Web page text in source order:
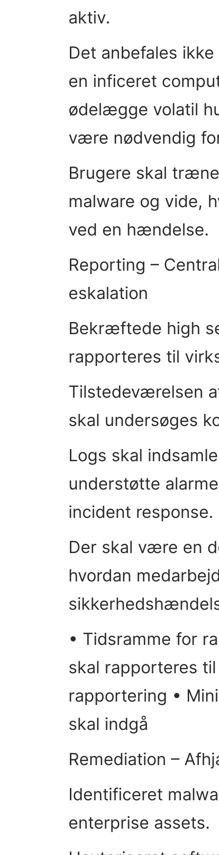
aktiv.
Det anbefales
en inficeret
ødelægge volatil
være nødvendig
Brugere skal
malware og vide,
ved en hændelse.
Reporting –
eskalation
Bekræftede high
rapporteres til
Tilstedeværelsen
skal undersøges
Logs skal
understøtte
incident response.
Der skal være en
hvordan
• Tidsramme for
skal rapporteres
rapportering •
skal indgå
Remediation –
Identificeret
enterprise assets.